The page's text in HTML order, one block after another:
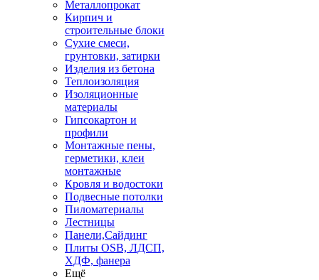
Металлопрокат
Кирпич и
строительные блоки
Сухие смеси,
грунтовки, затирки
Изделия из бетона
Теплоизоляция
Изоляционные
материалы
Гипсокартон и
профили
Монтажные пены,
герметики, клеи
монтажные
Кровля и водостоки
Подвесные потолки
Пиломатериалы
Лестницы
Панели,Сайдинг
Плиты OSB, ЛДСП,
ХДФ, фанера
Ещё